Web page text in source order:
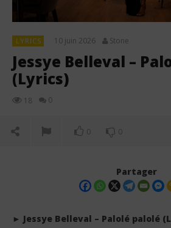
LYRICS 10 juin 2026 Stone
Jessye Belleval –
(Lyrics)
18 0
0 0
Partager
► Jessye Belleval – Palolé palolé